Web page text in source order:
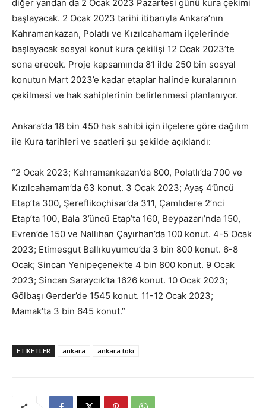
diğer yandan da 2 Ocak 2023 Pazartesi günü kura çekimi
başlayacak. 2 Ocak 2023 tarihi itibarıyla Ankara’nın
Kahramankazan, Polatlı ve Kızılcahamam ilçelerinde
başlayacak sosyal konut kura çekilişi 12 Ocak 2023’te
sona erecek. Proje kapsamında 81 ilde 250 bin sosyal
konutun Mart 2023’e kadar etaplar halinde kuralarının
çekilmesi ve hak sahiplerinin belirlenmesi planlanıyor.
Ankara’da 18 bin 450 hak sahibi için ilçelere göre dağılım
ile Kura tarihleri ve saatleri şu şekilde açıklandı:
“2 Ocak 2023; Kahramankazan’da 800, Polatlı’da 700 ve
Kızılcahamam’da 63 konut. 3 Ocak 2023; Ayaş 4’üncü
Etap’ta 300, Şereflikoçhisar’da 311, Çamlıdere 2’nci
Etap’ta 100, Bala 3’üncü Etap’ta 160, Beypazarı’nda 150,
Evren’de 150 ve Nallıhan Çayırhan’da 100 konut. 4-5 Ocak
2023; Etimesgut Ballıkuyumcu’da 3 bin 800 konut. 6-8
Ocak; Sincan Yenipeçenek’te 4 bin 800 konut. 9 Ocak
2023; Sincan Saraycık’ta 1626 konut. 10 Ocak 2023;
Gölbaşı Gerder’de 1545 konut. 11-12 Ocak 2023;
Mamak’ta 3 bin 645 konut.”
ETIKETLER ankara ankara toki